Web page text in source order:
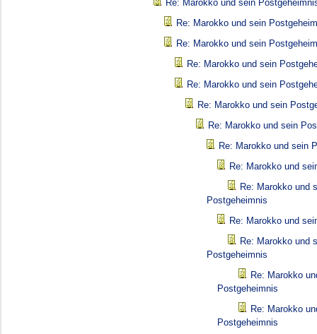
Re: Marokko und sein
Re: Marokko und sein
Re: Marokko und sein
Re: Marokko und sein
Re: Marokko und sein
Re: Marokko und sein
Re: Marokko und sein
Re: Marokko und sein
Re: Marokko und
Re: Marokko und
Postgeheimnis
Re: Marokko und
Re: Marokko und
Postgeheimnis
Re: Marokko
Postgeheimnis
Re: Marokko
Postgeheimnis